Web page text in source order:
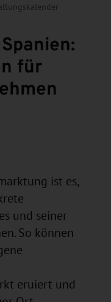
für
ist es,
und seiner
So können
eruiert und